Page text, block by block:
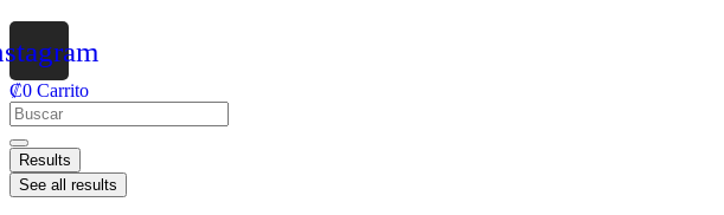
₡0 Carrito
Results
See all results